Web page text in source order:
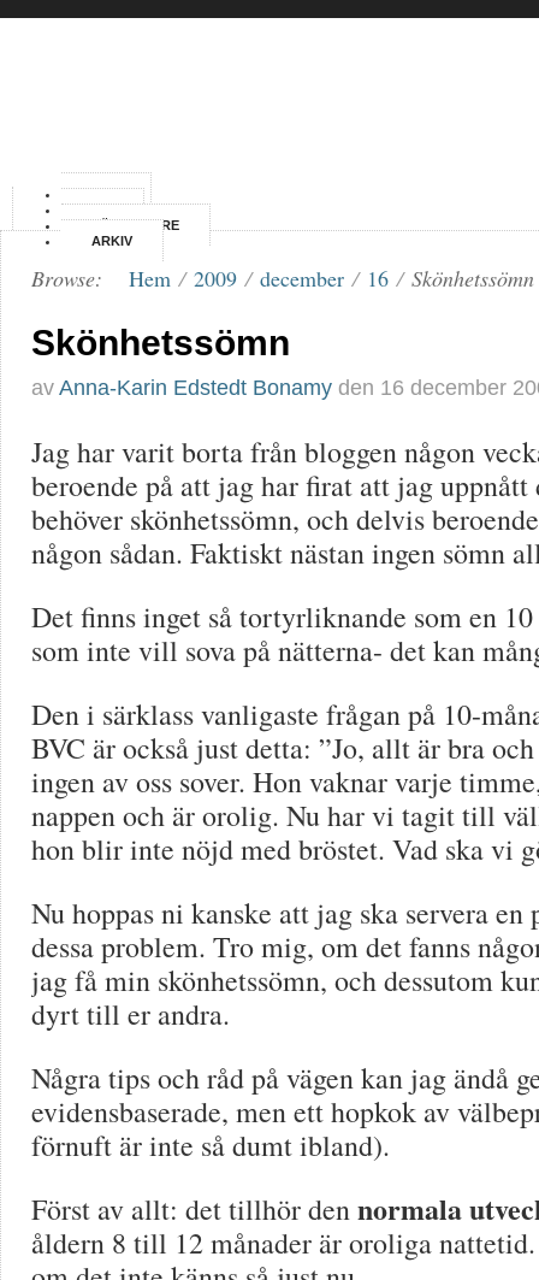
HEM
OM
FÖRFATTARE
ARKIV
Browse: Hem / 2009 / december / 16 / Skönhetssömn
Skönhetssömn
av Anna-Karin Edstedt Bonamy den 16 december
Jag har varit borta från bloggen någon
beroende på att jag har firat att jag uppnått
behöver skönhetssömn, och delvis
någon sådan. Faktiskt nästan ingen sömn
Det finns inget så tortyrliknande som en 10
som inte vill sova på nätterna- det kan
Den i särklass vanligaste frågan på 10-
BVC är också just detta: ”Jo, allt är bra
ingen av oss sover. Hon vaknar varje
nappen och är orolig. Nu har vi tagit till
hon blir inte nöjd med bröstet. Vad ska vi
Nu hoppas ni kanske att jag ska servera en
dessa problem. Tro mig, om det fanns
jag få min skönhetssömn, och dessutom
dyrt till er andra.
Några tips och råd på vägen kan jag ändå
evidensbaserade, men ett hopkok av
förnuft är inte så dumt ibland).
Först av allt: det tillhör dennormala
åldern 8 till 12 månader är oroliga